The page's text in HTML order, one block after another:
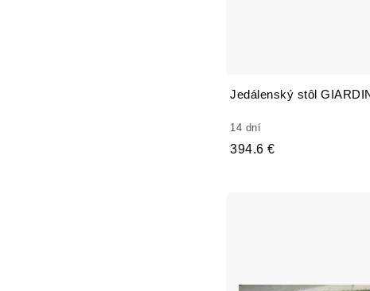
Jedálenský stôl
14 dní
394.6 €